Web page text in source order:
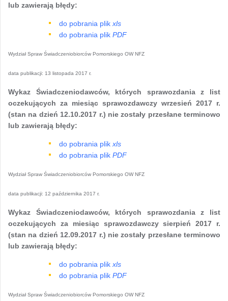
lub zawierają błędy:
do pobrania plik xls
do pobrania plik PDF
Wydział Spraw Świadczeniobiorców Pomorskiego OW NFZ
data publikacji: 13 listopada 2017 r.
Wykaz Świadczeniodawców, których sprawozdania z list
oczekujących za miesiąc sprawozdawczy wrzesień 2017 r.
(stan na dzień 12.10.2017 r.) nie zostały przesłane terminowo
lub zawierają błędy:
do pobrania plik xls
do pobrania plik PDF
Wydział Spraw Świadczeniobiorców Pomorskiego OW NFZ
data publikacji: 12 października 2017 r.
Wykaz Świadczeniodawców, których sprawozdania z list
oczekujących za miesiąc sprawozdawczy sierpień 2017 r.
(stan na dzień 12.09.2017 r.) nie zostały przesłane terminowo
lub zawierają błędy:
do pobrania plik xls
do pobrania plik PDF
Wydział Spraw Świadczeniobiorców Pomorskiego OW NFZ